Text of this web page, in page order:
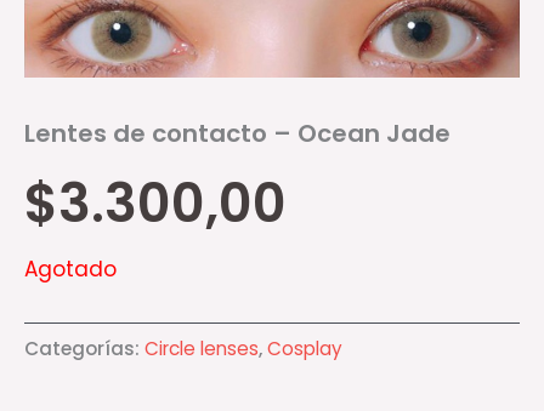
Lentes de contacto – Ocean Jade
$3.300,00
Agotado
Categorías: Circle lenses,Cosplay